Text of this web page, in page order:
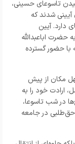
تاسوعای حسینی،
آیینی شدند که
آیین
حضرت اباعبدالله
با حضور گسترده
مکان از پیش
ارادت خود را به
در شب تاسوعا،
حق‌طلبی در جامعه